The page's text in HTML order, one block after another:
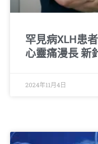
罕見病XLH患
心靈痛漫長 新
2024年11月4日